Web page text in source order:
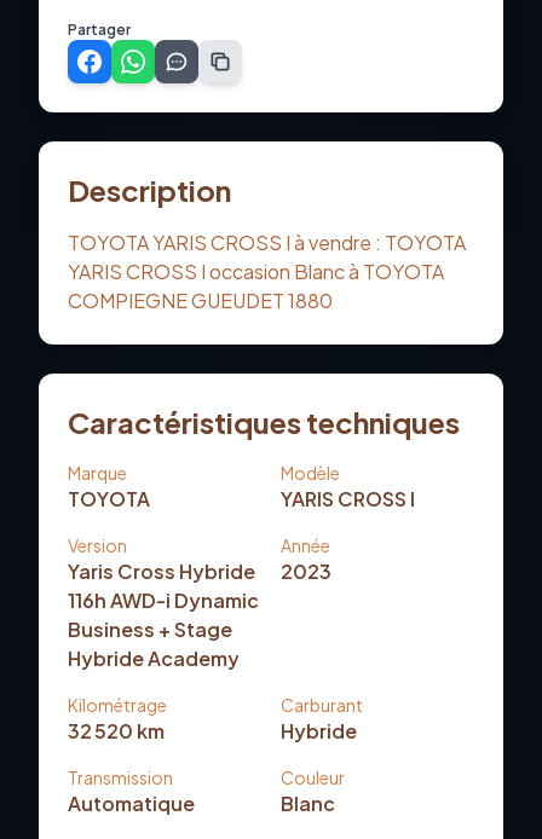
Partager
Description
TOYOTA YARIS CROSS I à vendre : TOYOTA
YARIS CROSS I occasion Blanc à TOYOTA
COMPIEGNE GUEUDET 1880
Caractéristiques techniques
Marque
TOYOTA
Modèle
YARIS CROSS I
Version
Yaris Cross Hybride
116h AWD-i Dynamic
Business + Stage
Hybride Academy
Année
2023
Kilométrage
32 520 km
Carburant
Hybride
Transmission
Automatique
Couleur
Blanc